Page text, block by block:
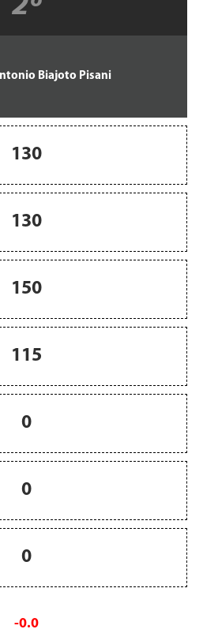
2º
Biajoto Pisani
130
130
150
115
0
0
0
-0.0